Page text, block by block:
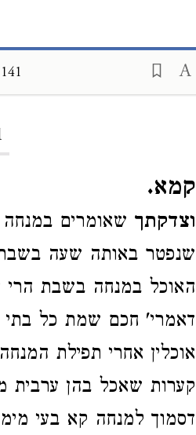
קמא.
וצדקתך שאומרים
שנפטר באותה שעה
האוכל במנחה בשבת הרי
דאמרי' חכם שמת כל בתי
אוכלין אחרי תפילת
קערות שאכל בהן ערבית
דסמוך למנחה קא בעי